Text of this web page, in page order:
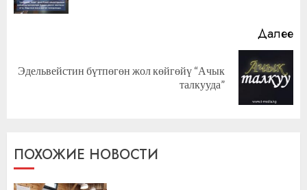
Далее
Следующая
Эдельвейстин бүтпөгөн жол көйгөйү “Ачык
талкууда”
ПОХОЖИЕ НОВОСТИ